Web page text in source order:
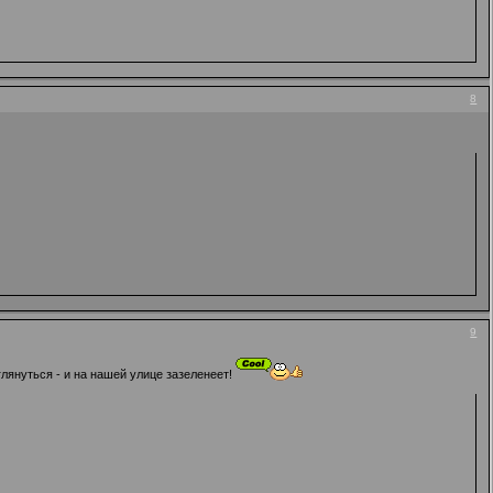
8
9
- и на нашей улице зазеленеет!